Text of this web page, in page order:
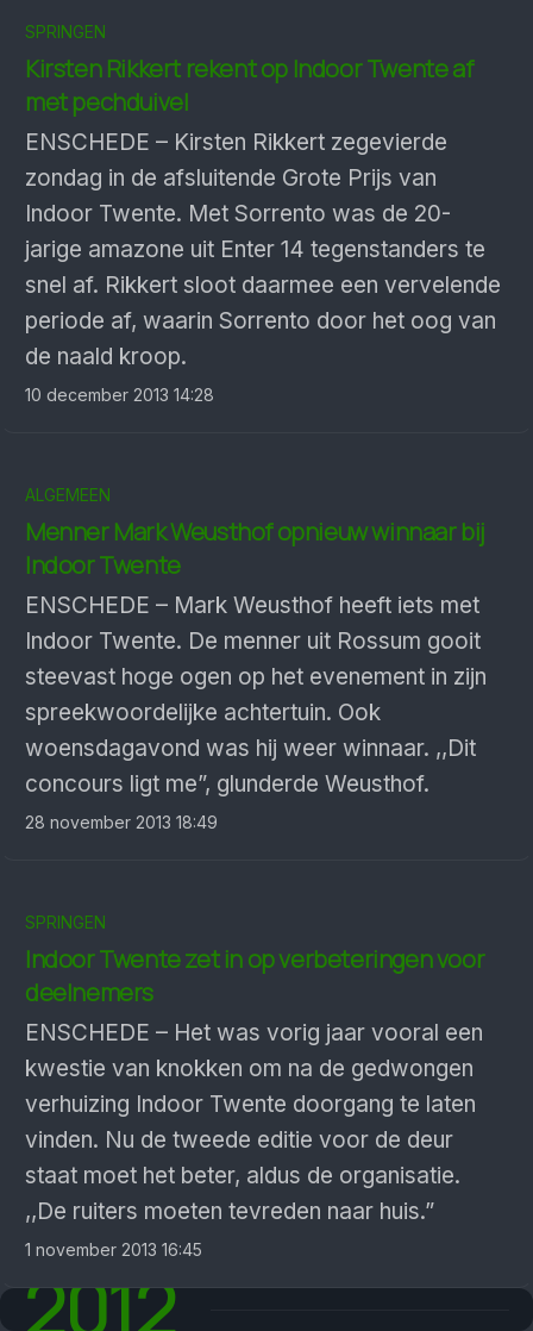
SPRINGEN
Kirsten Rikkert rekent op Indoor Twente af
met pechduivel
ENSCHEDE – Kirsten Rikkert zegevierde
zondag in de afsluitende Grote Prijs van
Indoor Twente. Met Sorrento was de 20-
jarige amazone uit Enter 14 tegenstanders te
snel af. Rikkert sloot daarmee een vervelende
periode af, waarin Sorrento door het oog van
de naald kroop.
10 december 2013 14:28
ALGEMEEN
Menner Mark Weusthof opnieuw winnaar bij
Indoor Twente
ENSCHEDE – Mark Weusthof heeft iets met
Indoor Twente. De menner uit Rossum gooit
steevast hoge ogen op het evenement in zijn
spreekwoordelijke achtertuin. Ook
woensdagavond was hij weer winnaar. ,,Dit
concours ligt me”, glunderde Weusthof.
28 november 2013 18:49
SPRINGEN
Indoor Twente zet in op verbeteringen voor
deelnemers
ENSCHEDE – Het was vorig jaar vooral een
kwestie van knokken om na de gedwongen
verhuizing Indoor Twente doorgang te laten
vinden. Nu de tweede editie voor de deur
staat moet het beter, aldus de organisatie.
,,De ruiters moeten tevreden naar huis.”
1 november 2013 16:45
2012